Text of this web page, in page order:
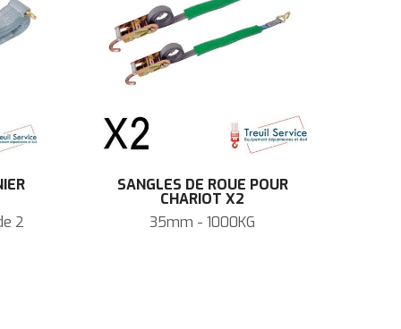
2
SANGLES DE ROUE POUR
CHARIOT X2
35mm - 1000KG